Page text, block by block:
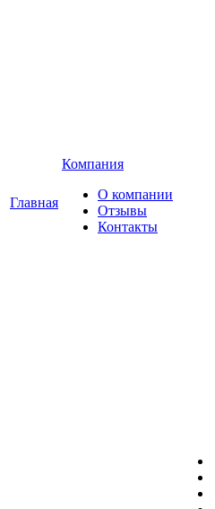
Главная
Компания
О компании
Отзывы
Контакты